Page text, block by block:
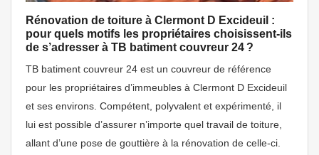
Rénovation de toiture à Clermont D Excideuil :
pour quels motifs les propriétaires choisissent-ils
de s’adresser à TB batiment couvreur 24 ?
TB batiment couvreur 24 est un couvreur de référence
pour les propriétaires d’immeubles à Clermont D Excideuil
et ses environs. Compétent, polyvalent et expérimenté, il
lui est possible d’assurer n’importe quel travail de toiture,
allant d’une pose de gouttière à la rénovation de celle-ci.